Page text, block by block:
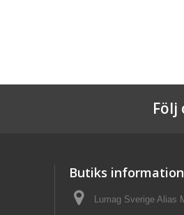
Följ
Butiks information
Lumag Sverige Alias